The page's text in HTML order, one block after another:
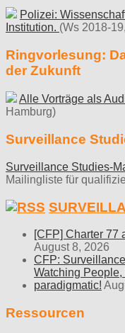
Polizei:
Institution. (Ws 2018-
Ringvorlesung:
der Zukunft
Alle Vorträge als
Hamburg)
Surveillance
Surveillance Studies-
Mailingliste für
[CFP] Charter 77
August 8, 2026
CFP:
Watching
paradigmatic!
Ressourcen